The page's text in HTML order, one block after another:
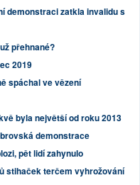
demonstraci zatkla invalidu s
přehnané?
2019
spáchal ve vězení
byla největší od roku 2013
demonstrace
pět lidí zahynulo
stihaček terčem vyhrožování